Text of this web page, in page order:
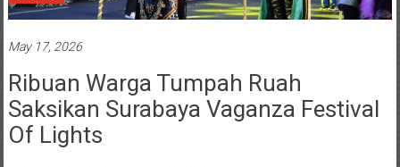
May 17, 2026
Ribuan Warga Tumpah Ruah
Saksikan Surabaya Vaganza Festival
Of Lights